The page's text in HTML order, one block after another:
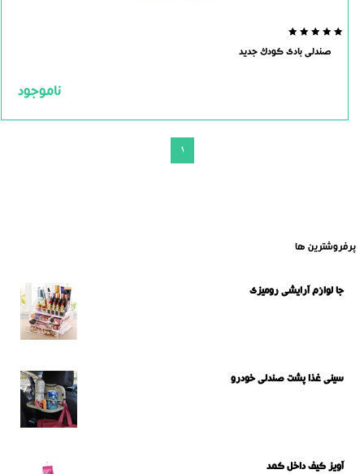
out
صندلی بادی کودک جدید
ناموجود
1
پرفروشترین ها
جا لوازم آرایشی رومیزی
سینی غذا پشت صندلی خودرو
آویز کیف داخل کمد